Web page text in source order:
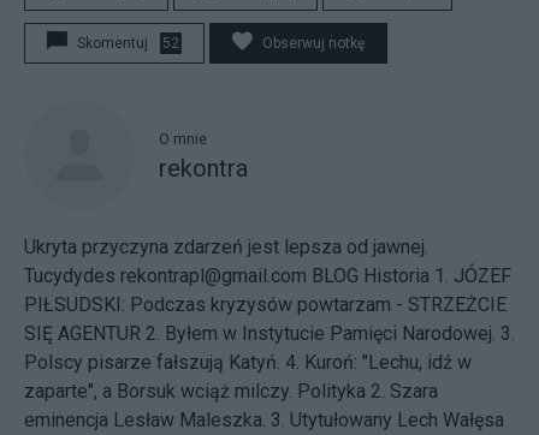
Skomentuj 52 Obserwuj notkę
O mnie
rekontra
Ukryta przyczyna zdarzeń jest lepsza od jawnej.
Tucydydes rekontrapl@gmail.com BLOG Historia 1. JÓZEF
PIŁSUDSKI: Podczas kryzysów powtarzam - STRZEŻCIE
SIĘ AGENTUR 2. Byłem w Instytucie Pamięci Narodowej. 3.
Polscy pisarze fałszują Katyń. 4. Kuroń: "Lechu, idź w
zaparte", a Borsuk wciąż milczy. Polityka 2. Szara
eminencja Lesław Maleszka. 3. Utytułowany Lech Wałęsa